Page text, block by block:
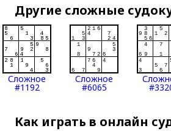
Другие сложные
Сложное
#1192
Сложное
#6065
Как играть в онлайн